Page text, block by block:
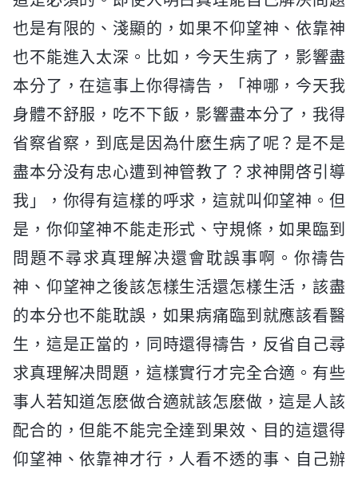
也是有限的、淺顯的，如果不仰望神、依靠神
也不能進入太深。比如，今天生病了，影響盡
本分了，在這事上你得禱告，「神哪，今天我
身體不舒服，吃不下飯，影響盡本分了，我得
省察省察，到底是因為什麽生病了呢？是不是
盡本分没有忠心遭到神管教了？求神開啓引導
我」，你得有這樣的呼求，這就叫仰望神。但
是，你仰望神不能走形式、守規條，如果臨到
問題不尋求真理解决還會耽誤事啊。你禱告
神、仰望神之後該怎樣生活還怎樣生活，該盡
的本分也不能耽誤，如果病痛臨到就應該看醫
生，這是正當的，同時還得禱告，反省自己尋
求真理解决問題，這樣實行才完全合適。有些
事人若知道怎麽做合適就該怎麽做，這是人該
配合的，但能不能完全達到果效、目的這還得
仰望神、依靠神才行，人看不透的事、自己辦